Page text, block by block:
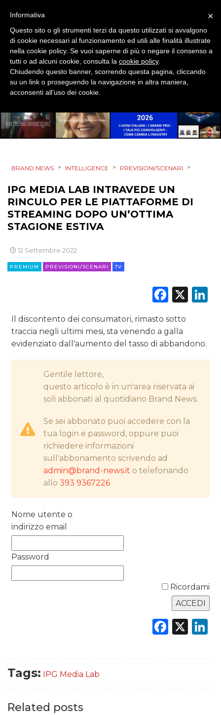
PROMOZIONI
PRODOTTI
PUNTI VENDITA
CSR
STRATEGIE
RADIO / AUDIO
DATI
RICERCHE
PREVISIONI/SCENARI
NORMATIVE
TREND
OPINIONI
BRAND NEWS > INTELLIGENCE > PREVISIONI/SCENARI >
IPG MEDIA LAB INTRAVEDE UN
RINCULO PER LE PIATTAFORME DI
STREAMING DOPO UN’OTTIMA
STAGIONE ESTIVA
12 Settembre 2022
PREMIUM PREVISIONI/SCENARI TV
X
Il discontento dei consumatori, rimasto sotto
traccia negli ultimi mesi, sta venendo a galla
evidenziato dall'aumento del tasso di abbandono.
Gentile lettore,
questo articolo è in un'area riservata ai
soli abbonati al quotidiano Brand News.
Se sei abbonato puoi accedere con la
tua login e password, oppure puoi
richiedere informazioni
sull'abbonamento scrivendo ad
admin@brand-news.it o telefonando
allo393 9367226
Nome utente o
indirizzo email
Password
Ricordami
X
Tags: IPG Media Lab
Related posts
×
Informativa
Questo sito o gli strumenti terzi da questo utilizzati si avvalgono
di cookie necessari al funzionamento ed utili alle finalità illustrate
nella cookie policy. Se vuoi saperne di più o negare il consenso a
tutti o ad alcuni cookie, consulta la cookie policy.
Chiudendo questo banner, scorrendo questa pagina, cliccando
su un link o proseguendo la navigazione in altra maniera,
acconsenti all’uso dei cookie.